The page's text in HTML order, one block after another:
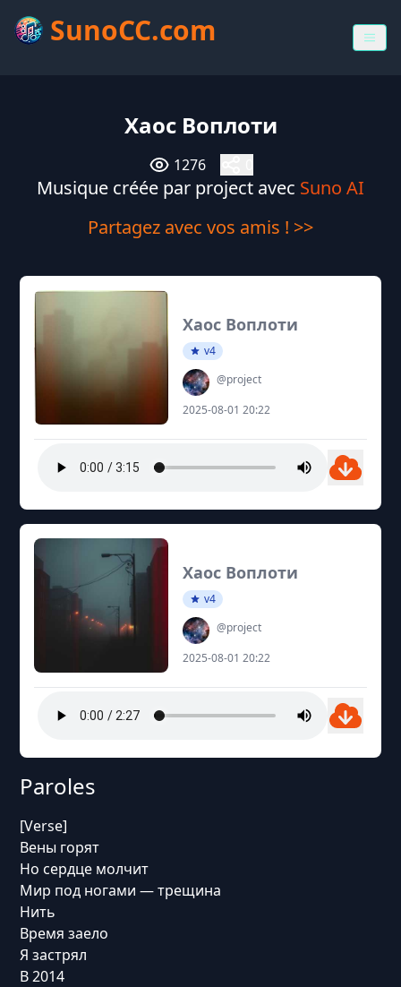
SunoCC.com
Хаос Воплоти
1276
Musique créée par project avec Suno AI
Partagez avec vos amis ! >>
Хаос Воплоти
v4
@project
2025-08-01 20:22
Хаос Воплоти
v4
@project
2025-08-01 20:22
Paroles
[Verse]
Вены горят
Но сердце молчит
Мир под ногами — трещина
Нить
Время заело
Я застрял
В 2014